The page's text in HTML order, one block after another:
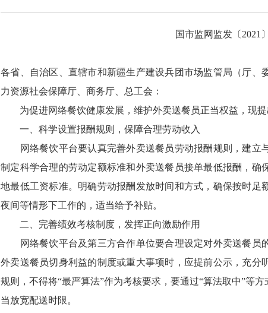
国市监网监发〔2021
各省、自治区、直辖市和新疆生产建设兵团市场监管局（厅、
力资源社会保障厅、商务厅、总工会：
为促进网络餐饮健康发展，维护外卖送餐员正当权益，现提
一、科学设置报酬规则，保障合理劳动收入
网络餐饮平台要认真完善外卖送餐员劳动报酬规则，建立
制定科学合理的劳动定额标准和外卖送餐员接单最低报酬，确
地最低工资标准。明确劳动报酬发放时间和方式，确保按时足
夜间等情形下工作的，适当给予补贴。
二、完善绩效考核制度，发挥正向激励作用
网络餐饮平台及第三方合作单位要合理设定对外卖送餐员
外卖送餐员切身利益的制度或重大事项时，应提前公示，充分
规则，不得将“最严算法”作为考核要求，要通过“算法取中”等
当放宽配送时限。